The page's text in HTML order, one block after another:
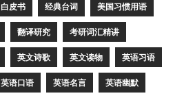
白皮书 经典台词 美国习惯用语
翻译研究 考研词汇精讲
英文诗歌 英文读物 英语习语
英语口语 英语名言 英语幽默